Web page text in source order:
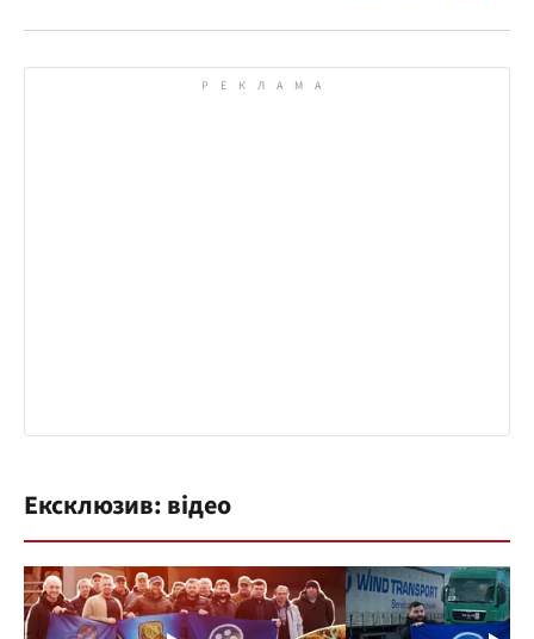
Ексклюзив: відео